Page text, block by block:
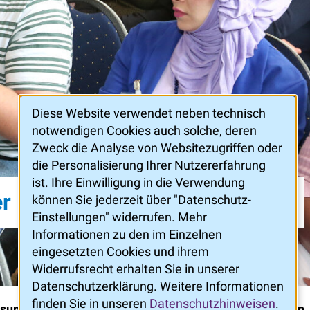
Kontakt
Diese Website verwendet neben technisch
notwendigen Cookies auch solche, deren
Zweck die Analyse von Websitezugriffen oder
die Personalisierung Ihrer Nutzererfahrung
ist. Ihre Einwilligung in die Verwendung
können Sie jederzeit über "Datenschutz-
Einstellungen" widerrufen. Mehr
Informationen zu den im Einzelnen
eingesetzten Cookies und ihrem
Widerrufsrecht erhalten Sie in unserer
Datenschutzerklärung. Weitere Informationen
finden Sie in unseren Datenschutzhinweisen.